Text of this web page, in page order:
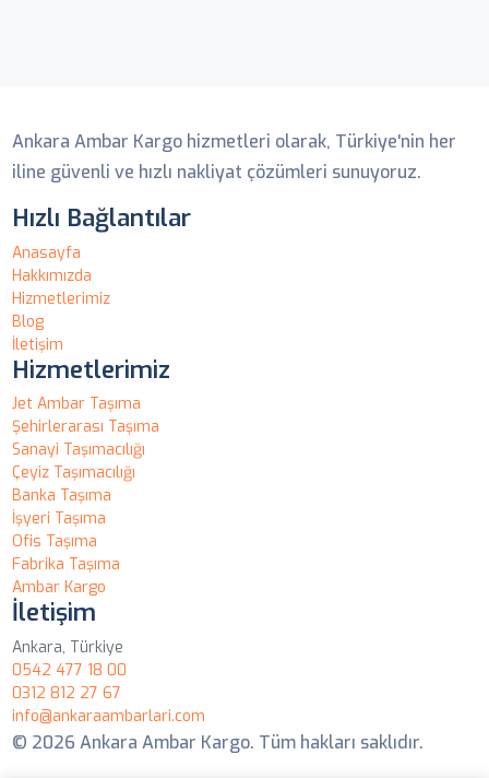
Ankara Ambar Kargo hizmetleri olarak, Türkiye'nin her
iline güvenli ve hızlı nakliyat çözümleri sunuyoruz.
Hızlı Bağlantılar
Anasayfa
Hakkımızda
Hizmetlerimiz
Blog
İletişim
Hizmetlerimiz
Jet Ambar Taşıma
Şehirlerarası Taşıma
Sanayi Taşımacılığı
Çeyiz Taşımacılığı
Banka Taşıma
İşyeri Taşıma
Ofis Taşıma
Fabrika Taşıma
Ambar Kargo
İletişim
Ankara, Türkiye
0542 477 18 00
0312 812 27 67
info@ankaraambarlari.com
© 2026 Ankara Ambar Kargo. Tüm hakları saklıdır.